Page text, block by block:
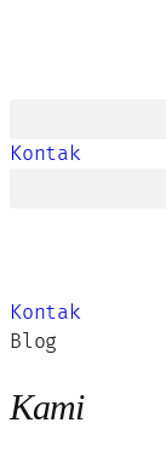
Kontak
Kontak
Blog
Kami